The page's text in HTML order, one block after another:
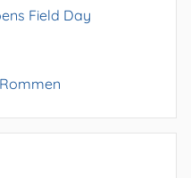
Field Day